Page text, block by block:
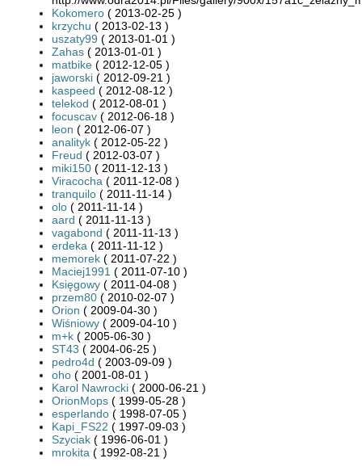
Kokomero ( 2013-02-25 )
krzychu ( 2013-02-13 )
uszaty99 ( 2013-01-01 )
Zahas ( 2013-01-01 )
matbike ( 2012-12-05 )
jaworski ( 2012-09-21 )
kaspeed ( 2012-08-12 )
telekod ( 2012-08-01 )
focuscav ( 2012-06-18 )
leon ( 2012-06-07 )
analityk ( 2012-05-22 )
Freud ( 2012-03-07 )
miki150 ( 2011-12-13 )
Viracocha ( 2011-12-08 )
tranquilo ( 2011-11-14 )
olo ( 2011-11-14 )
aard ( 2011-11-13 )
vagabond ( 2011-11-13 )
erdeka ( 2011-11-12 )
memorek ( 2011-07-22 )
Maciej1991 ( 2011-07-10 )
Księgowy ( 2011-04-08 )
przem80 ( 2010-02-07 )
Orion ( 2009-04-30 )
Wiśniowy ( 2009-04-10 )
m+k ( 2005-06-30 )
ST43 ( 2004-06-25 )
pedro4d ( 2003-09-09 )
oho ( 2001-08-01 )
Karol Nawrocki ( 2000-06-21 )
OrionMops ( 1999-05-28 )
esperlando ( 1998-07-05 )
Kapi_FS22 ( 1997-09-03 )
Szyciak ( 1996-06-01 )
mrokita ( 1992-08-21 )